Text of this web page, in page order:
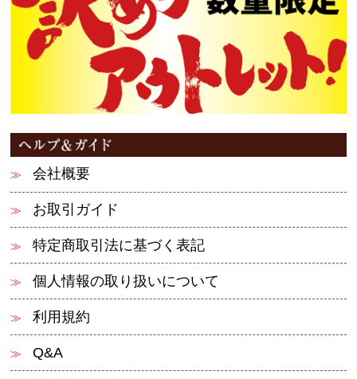
会社概要
お取引ガイド
特定商取引法に基づく表記
個人情報の取り扱いについて
利用規約
Q&A